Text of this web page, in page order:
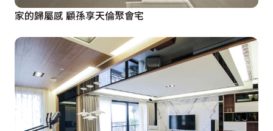
家的歸屬感 顧孫享天倫聚會宅